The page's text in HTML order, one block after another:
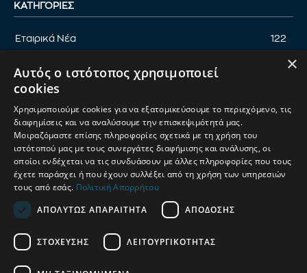
ΚΑΤΗΓΟΡΊΕΣ
Εταιρικά Νέα 122
Αφιέρωμα
Νέα Προϊόντα
Παρουσίαση προϊόντων
Έρευνα 71
ΟΡΟΙ ΧΡΗΣΗΣ
×
Αυτός ο ιστότοπος χρησιμοποιεί
cookies
Χρησιμοποιούμε cookies για να εξατομικεύσουμε το περιεχόμενο, τις
διαφημίσεις και να αναλύσουμε την επισκεψιμότητά μας.
Μοιραζόμαστε επίσης πληροφορίες σχετικά με τη χρήση του
ιστότοπού μας με τους συνεργάτες διαφήμισης και ανάλυσης, οι
οποίοι ενδέχεται να τις συνδυάσουν με άλλες πληροφορίες που τους
έχετε παράσχει ή που έχουν συλλέξει από τη χρήση των υπηρεσιών
τους από εσάς. Πολιτική Απορρήτου
ΑΠΟΛΎΤΩΣ ΑΠΑΡΑΊΤΗΤΑ
ΑΠΌΔΟΣΗΣ
ΣΤΌΧΕΥΣΗΣ ΛΕΙΤΟΥΡΓΙΚΌΤΗΤΑΣ